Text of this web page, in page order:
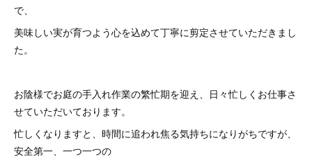
で、
美味しい実が育つよう心を込めて丁寧に剪定させていただきまし
た。
お陰様でお庭の手入れ作業の繁忙期を迎え、日々忙しくお仕事さ
せていただいております。
忙しくなりますと、時間に追われ焦る気持ちになりがちですが、
安全第一、一つ一つの